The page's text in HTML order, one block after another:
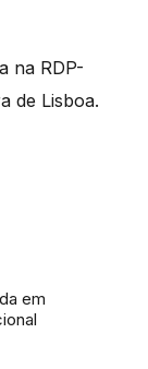
na RDP-
de Lisboa.
em